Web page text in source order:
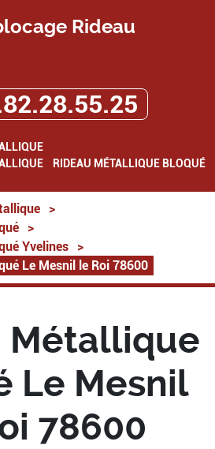
Rideau
RIDEAU MÉTALLIQUE BLOQUÉ
>
>
Yvelines
>
Le Mesnil le Roi 78600
Métallique
Le Mesnil
78600